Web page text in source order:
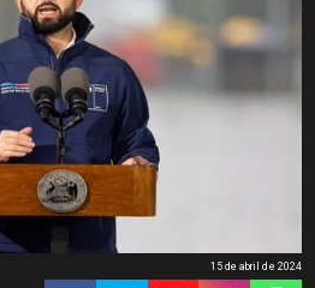
15 de abril de 2024